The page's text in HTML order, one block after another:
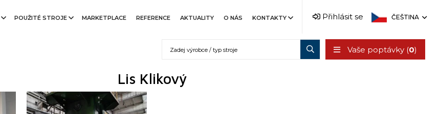
POUŽITÉ STROJE MARKETPLACE REFERENCE AKTUALITY O NÁS KONTAKTY Přihlásit se ČEŠTINA
Vaše poptávky (0)
Lis Klikový